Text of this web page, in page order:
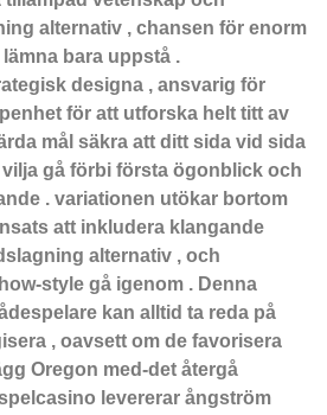
alternativ , chansen för enorm
bara uppstå .
designa , ansvarig för
för att utforska helt titt av
mål säkra att ditt sida vid sida
gå förbi första ögonblick och
. variationen utökar bortom
att inkludera klangande
alternativ , och
style gå igenom . Denna
kan alltid ta reda på
, oavsett om de favorisera
Oregon med-det återgå
levererar ångström